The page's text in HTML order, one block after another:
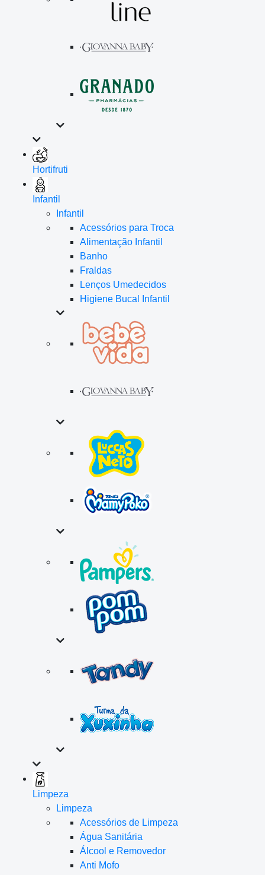
Hortifruti
Infantil
Infantil
Acessórios para Troca
Alimentação Infantil
Banho
Fraldas
Lenços Umedecidos
Higiene Bucal Infantil
Limpeza
Limpeza
Acessórios de Limpeza
Água Sanitária
Álcool e Removedor
Anti Mofo